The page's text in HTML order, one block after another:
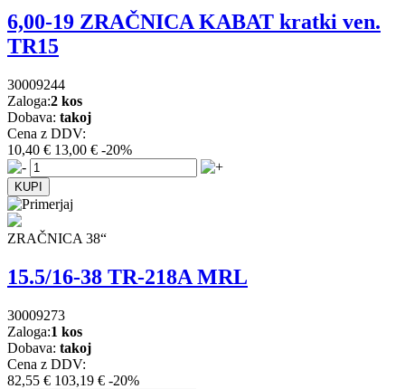
6,00-19 ZRAČNICA KABAT kratki ven.
TR15
30009244
Zaloga:2 kos
Dobava: takoj
Cena z DDV:
10,40 € 13,00 € -20%
ZRAČNICA 38“
15.5/16-38 TR-218A MRL
30009273
Zaloga:1 kos
Dobava: takoj
Cena z DDV:
82,55 € 103,19 € -20%